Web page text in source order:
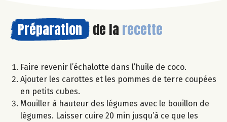
Préparation de la recette
Faire revenir l’échalotte dans l’huile de coco.
Ajouter les carottes et les pommes de terre coupées
en petits cubes.
Mouiller à hauteur des légumes avec le bouillon de
légumes. Laisser cuire 20 min jusqu’à ce que les